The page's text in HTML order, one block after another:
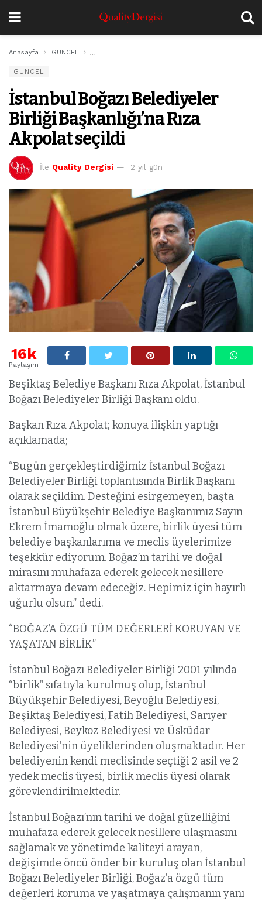
Anasayfa GÜNCEL
GÜNCEL
İstanbul Boğazı Belediyeler
Birliği Başkanlığı’na Rıza
Akpolat seçildi
İle Quality Dergisi 2 yıl gün
16k
Paylaşım
Beşiktaş Belediye Başkanı Rıza Akpolat, İstanbul
Boğazı Belediyeler Birliği Başkanı oldu.
Başkan Rıza Akpolat; konuya ilişkin yaptığı
açıklamada;
“Bugün gerçekleştirdiğimiz İstanbul Boğazı
Belediyeler Birliği toplantısında Birlik Başkanı
olarak seçildim. Desteğini esirgemeyen, başta
İstanbul Büyükşehir Belediye Başkanımız Sayın
Ekrem İmamoğlu olmak üzere, birlik üyesi tüm
belediye başkanlarıma ve meclis üyelerimize
teşekkür ediyorum. Boğaz’ın tarihi ve doğal
mirasını muhafaza ederek gelecek nesillere
aktarmaya devam edeceğiz. Hepimiz için hayırlı
uğurlu olsun.” dedi.
“BOĞAZ’A ÖZGÜ TÜM DEĞERLERİ KORUYAN VE
YAŞATAN BİRLİK”
İstanbul Boğazı Belediyeler Birliği 2001 yılında
“birlik” sıfatıyla kurulmuş olup, İstanbul
Büyükşehir Belediyesi, Beyoğlu Belediyesi,
Beşiktaş Belediyesi, Fatih Belediyesi, Sarıyer
Belediyesi, Beykoz Belediyesi ve Üsküdar
Belediyesi’nin üyeliklerinden oluşmaktadır. Her
belediyenin kendi meclisinde seçtiği 2 asil ve 2
yedek meclis üyesi, birlik meclis üyesi olarak
görevlendirilmektedir.
İstanbul Boğazı’nın tarihi ve doğal güzelliğini
muhafaza ederek gelecek nesillere ulaşmasını
sağlamak ve yönetimde kaliteyi arayan,
değişimde öncü önder bir kuruluş olan İstanbul
Boğazı Belediyeler Birliği, Boğaz’a özgü tüm
değerleri koruma ve yaşatmaya çalışmanın yanı